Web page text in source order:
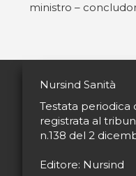
ministro –
Nursind Sanità
Testata periodica
registrata al
n.138 del 2
Editore: Nursind